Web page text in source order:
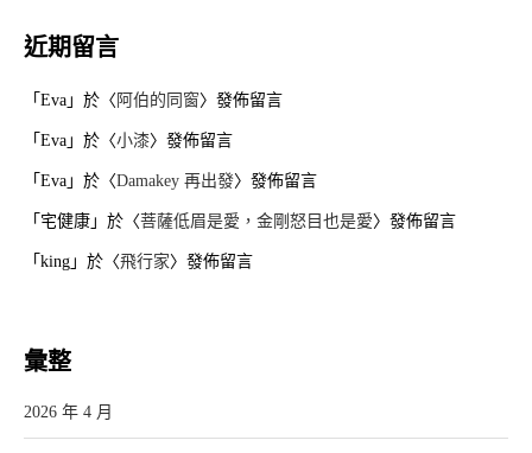
近期留言
「 Eva 」於〈 阿伯的同窗〉發佈留言
「 Eva 」於〈小漆〉發佈留言
「 Eva 」於〈Damakey 再出發〉發佈留言
「 宅健康 」於〈菩薩低眉是愛，金剛怒目也是愛〉發佈留言
「 king 」於〈飛行家〉發佈留言
彙整
2026 年 4 月